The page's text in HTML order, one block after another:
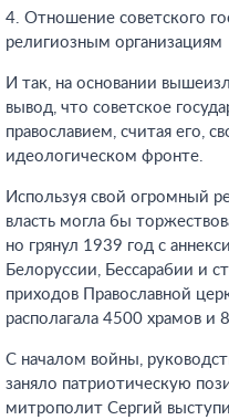
4. Отношение советского
религиозным организациям
И так, на основании
вывод, что советское
православием, считая его,
идеологическом фронте.
Используя свой огромный
власть могла бы
но грянул 1939 год с
Белоруссии, Бессарабии и
приходов Православной
располагала 4500 храмов и
С началом войны,
заняло патриотическую
митрополит Сергий